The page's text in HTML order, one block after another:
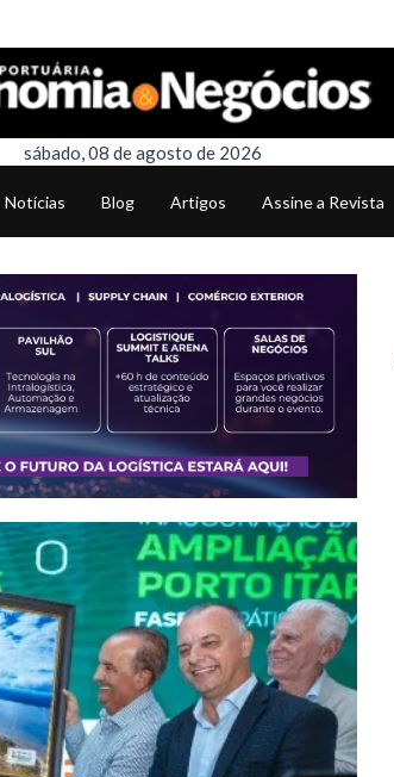
sábado, 08 de agosto de 2026
Notícias Blog Artigos Assine a Revista